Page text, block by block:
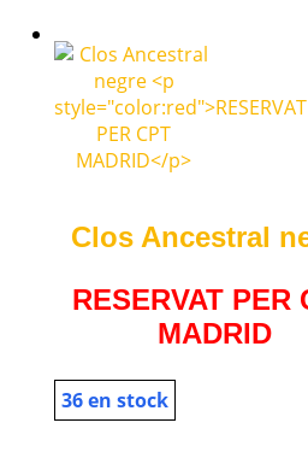
Clos Ancestral
RESERVAT PER
MADRID
36 en stock